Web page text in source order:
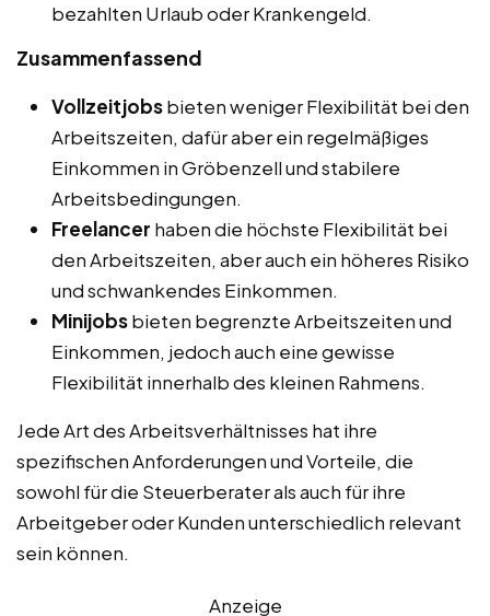
bezahlten Urlaub oder Krankengeld.
Zusammenfassend
Vollzeitjobsbieten weniger Flexibilität bei den
Arbeitszeiten, dafür aber ein regelmäßiges
Einkommen in Gröbenzell und stabilere
Arbeitsbedingungen.
Freelancer haben die höchste Flexibilität bei
den Arbeitszeiten, aber auch ein höheres Risiko
und schwankendes Einkommen.
Minijobsbieten begrenzte Arbeitszeiten und
Einkommen, jedoch auch eine gewisse
Flexibilität innerhalb des kleinen Rahmens.
Jede Art des Arbeitsverhältnisses hat ihre
spezifischen Anforderungen und Vorteile, die
sowohl für die Steuerberater als auch für ihre
Arbeitgeber oder Kunden unterschiedlich relevant
sein können.
Anzeige